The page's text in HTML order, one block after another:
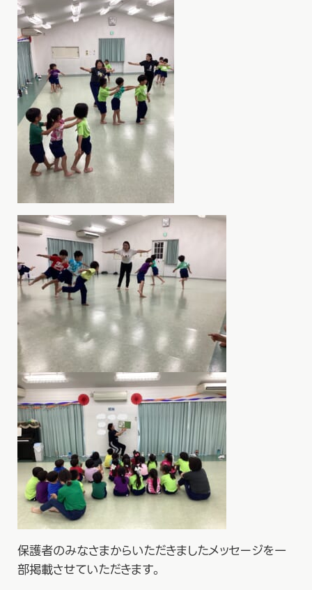
保護者のみなさまからいただきましたメッセージを一
部掲載させていただきます。